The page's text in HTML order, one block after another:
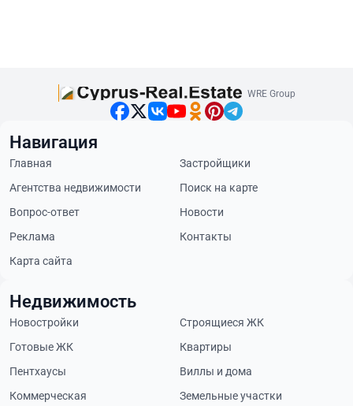
WRE Group
Навигация
Главная
Застройщики
Агентства недвижимости
Поиск на карте
Вопрос-ответ
Новости
Реклама
Контакты
Карта сайта
Недвижимость
Новостройки
Строящиеся ЖК
Готовые ЖК
Квартиры
Пентхаусы
Виллы и дома
Коммерческая
Земельные участки